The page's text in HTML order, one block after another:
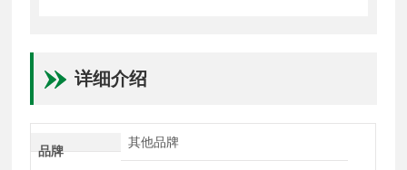
详细介绍
品牌
其他品牌